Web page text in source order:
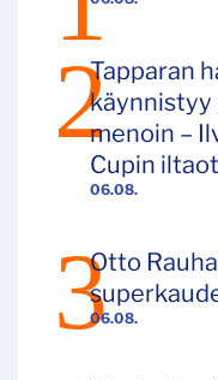
06.08.
Tapparan
käynnistyy
menoin –
Cupin
06.08.
Otto